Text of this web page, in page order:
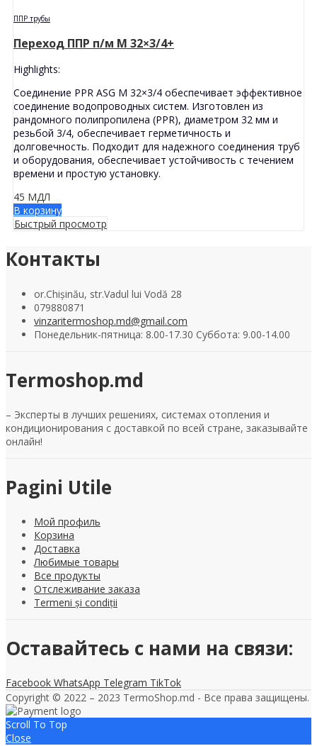
ППР трубы
Переход ППР п/м M 32×3/4+
Highlights:
Соединение PPR ASG M 32×3/4 обеспечивает эффективное
соединение водопроводных систем. Изготовлен из
рандомного полипропилена (PPR), диаметром 32 мм и
резьбой 3/4, обеспечивает герметичность и
долговечность. Подходит для надежного соединения труб
и оборудования, обеспечивает устойчивость с течением
времени и простую установку.
45 МДЛ
В корзину
Быстрый просмотр
Контакты
or.Chișinău, str.Vadul lui Vodă 28
079880871
vinzaritermoshop.md@gmail.com
Понедельник-пятница: 8.00-17.30 Суббота: 9.00-14.00
Termoshop.md
– Эксперты в лучших решениях, системах отопления и
кондиционирования с доставкой по всей стране, заказывайте
онлайн!
Pagini Utile
Мой профиль
Корзина
Доставка
Любимые товары
Все продукты
Отслеживание заказа
Termeni și condiții
Оставайтесь с нами на связи:
Facebook WhatsApp Telegram TikTok
Copyright © 2022 – 2023 TermoShop.md - Все права защищены.
Scroll To Top
Close